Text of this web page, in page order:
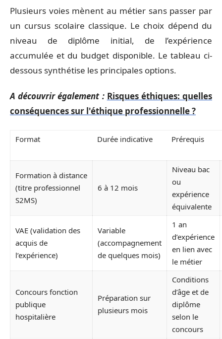
Plusieurs voies mènent au métier sans passer par
un cursus scolaire classique. Le choix dépend du
niveau de diplôme initial, de l’expérience
accumulée et du budget disponible. Le tableau ci-
dessous synthétise les principales options.
A découvrir également : Risques éthiques: quelles
conséquences sur l'éthique professionnelle ?
Format Durée indicative Prérequis
Formation à distance
(titre professionnel
S2MS)
6 à 12 mois
Niveau bac
ou
expérience
équivalente
VAE (validation des
acquis de
l’expérience)
Variable
(accompagnement
de quelques mois)
1 an
d’expérience
en lien avec
le métier
Concours fonction
publique
hospitalière
Préparation sur
plusieurs mois
Conditions
d’âge et de
diplôme
selon le
concours